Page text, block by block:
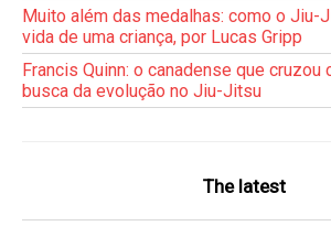
Muito além das medalhas: como o Jiu-
vida de uma criança, por Lucas Gripp
Francis Quinn: o canadense que cruzou
busca da evolução no Jiu-Jitsu
The latest